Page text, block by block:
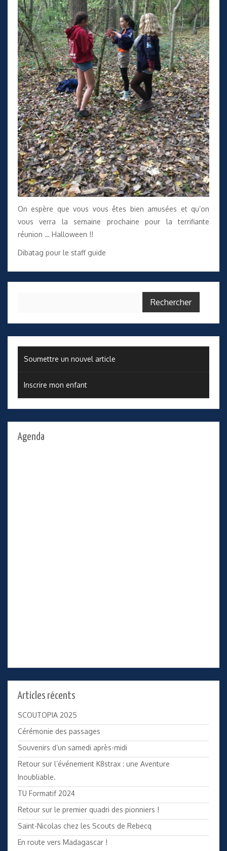
On espère que vous vous êtes bien amusées et qu’on
vous verra la semaine prochaine pour la terrifiante
réunion … Halloween !!
Dibatag pour le staff guide
Soumettre un nouvel article
Inscrire mon enfant
Agenda
Articles récents
SCOUTOPIA 2025
Cérémonie des passages
Souvenirs d’un samedi après-midi
Retour sur l’événement K8strax : une Aventure
Inoubliable.
TU Formatif 2024
Retour sur le premier quadri des pionniers !
Saint-Nicolas chez les Scouts de Rebecq
En route vers Madagascar !